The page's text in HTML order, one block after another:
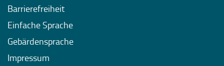
Barrierefreiheit
Einfache Sprache
Gebärdensprache
Impressum